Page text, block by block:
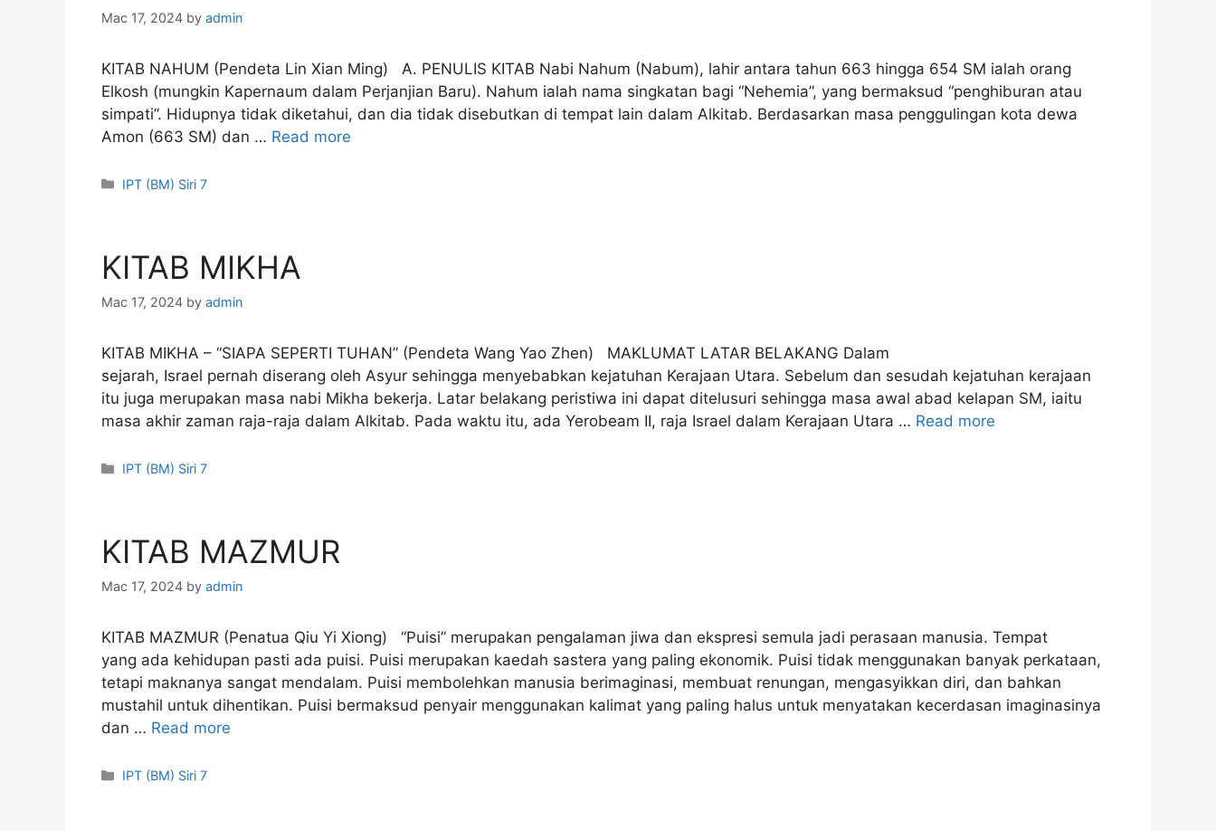
Mac 17, 2024 by admin
KITAB NAHUM (Pendeta Lin Xian Ming) A. PENULIS KITAB Nabi Nahum (Nabum), lahir antara tahun 663 hingga 654 SM ialah orang
Elkosh (mungkin Kapernaum dalam Perjanjian Baru). Nahum ialah nama singkatan bagi “Nehemia”, yang bermaksud “penghiburan atau
simpati”. Hidupnya tidak diketahui, dan dia tidak disebutkan di tempat lain dalam Alkitab. Berdasarkan masa penggulingan kota dewa
Amon (663 SM) dan … Read more
Categories
IPT (BM) Siri 7
KITAB MIKHA
Mac 17, 2024 by admin
KITAB MIKHA – “SIAPA SEPERTI TUHAN” (Pendeta Wang Yao Zhen) MAKLUMAT LATAR BELAKANG Dalam
sejarah, Israel pernah diserang oleh Asyur sehingga menyebabkan kejatuhan Kerajaan Utara. Sebelum dan sesudah kejatuhan kerajaan
itu juga merupakan masa nabi Mikha bekerja. Latar belakang peristiwa ini dapat ditelusuri sehingga masa awal abad kelapan SM, iaitu
masa akhir zaman raja-raja dalam Alkitab. Pada waktu itu, ada Yerobeam II, raja Israel dalam Kerajaan Utara … Read more
Categories
IPT (BM) Siri 7
KITAB MAZMUR
Mac 17, 2024 by admin
KITAB MAZMUR (Penatua Qiu Yi Xiong) “Puisi” merupakan pengalaman jiwa dan ekspresi semula jadi perasaan manusia. Tempat
yang ada kehidupan pasti ada puisi. Puisi merupakan kaedah sastera yang paling ekonomik. Puisi tidak menggunakan banyak perkataan,
tetapi maknanya sangat mendalam. Puisi membolehkan manusia berimaginasi, membuat renungan, mengasyikkan diri, dan bahkan
mustahil untuk dihentikan. Puisi bermaksud penyair menggunakan kalimat yang paling halus untuk menyatakan kecerdasan imaginasinya
dan … Read more
Categories
IPT (BM) Siri 7